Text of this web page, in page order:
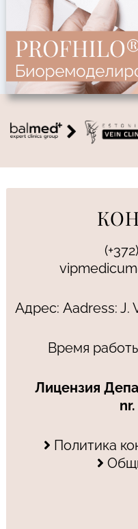
Адрес: Aadress: J.
Время
Лицензия
Политика